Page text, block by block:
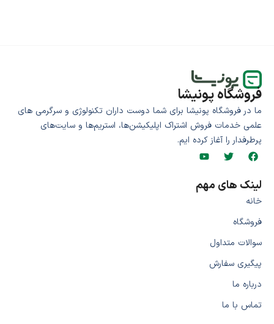
فروشگاه پونیشا
ما در فروشگاه پونیشا برای شما دوست داران تکنولوژی و سرگرمی های
علمی خدمات فروش اشتراک اپلیکیشن‌ها، استریم‌ها و سایت‌های
پرطرفدار را آغاز کرده ایم.
لینک های مهم
خانه
فروشگاه
سوالات متداول
پیگیری سفارش
درباره ما
تماس با ما